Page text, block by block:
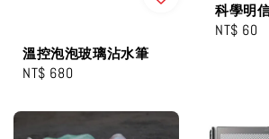
溫控泡泡玻璃沾水筆
Regular
NT$ 680
科學明
Regular
NT$ 60